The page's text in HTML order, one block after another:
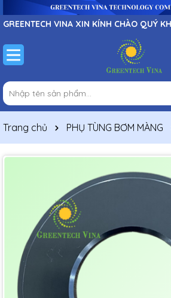
GREENTECH VINA XIN KÍNH CHÀO QUÝ
Trang chủ PHỤ TÙNG BƠM MÀNG